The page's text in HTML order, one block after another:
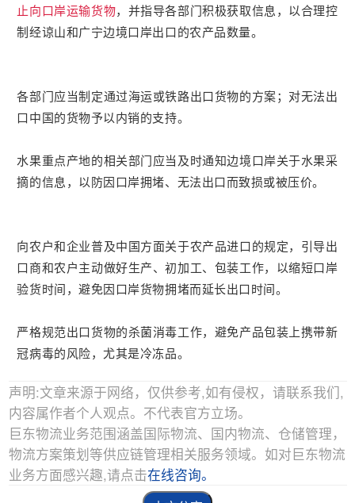
止向口岸运输货物，并指导各部门积极获取信息，以合理控
制经谅山和广宁边境口岸出口的农产品数量。
各部门应当制定通过海运或铁路出口货物的方案；对无法出
口中国的货物予以内销的支持。
水果重点产地的相关部门应当及时通知边境口岸关于水果采
摘的信息，以防因口岸拥堵、无法出口而致损或被压价。
向农户和企业普及中国方面关于农产品进口的规定，引导出
口商和农户主动做好生产、初加工、包装工作，以缩短口岸
验货时间，避免因口岸货物拥堵而延长出口时间。
严格规范出口货物的杀菌消毒工作，避免产品包装上携带新
冠病毒的风险，尤其是冷冻品。
声明:文章来源于网络，仅供参考,如有侵权，请联系我们,
内容属作者个人观点。不代表官方立场。
巨东物流业务范围涵盖国际物流、国内物流、仓储管理，
物流方案策划等供应链管理相关服务领域。如对巨东物流
业务方面感兴趣,请点击在线咨询。